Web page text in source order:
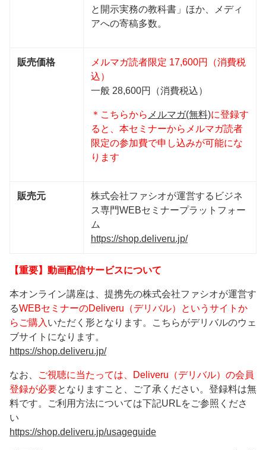
と開示実務の教科書」ほか、メディ
アへの寄稿多数。
販売価格
メルマガ読者限定 17,600円（消費税
込）
一般 28,600円（消費税込）
＊こちらから メルマガ(無料)に登録す
ると、本セミナーからメルマガ読者
限定の参加費で申し込みが可能にな
ります
販売元
株式会社ファシオが運営するビジネ
ス専門WEBセミナープラットフォー
ム
https://shop.deliveru.jp/
【重要】動画配信サービスについて
本オンライン講座は、提携先の株式会社ファシオが運営す
るWEBセミナーのDeliveru（デリバル）というサイトか
らご購入 いただく形となります。こちらがデリバルのウェ
ブサイトになります。
https://shop.deliveru.jp/
なお、
ご視聴に当たっては、Deliveru（デリバル）の会員
登録が必要となりますこと、ご了承ください。登録料は無
料です。ご利用方法については下記URLをご参照くださ
い
https://shop.deliveru.jp/usageguide